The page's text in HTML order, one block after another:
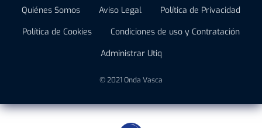
Quiénes Somos Aviso Legal
Política de Privacidad
Política de Cookies
Condiciones de uso y Contratación
Administrar Utiq
© 2021 Onda Vasca